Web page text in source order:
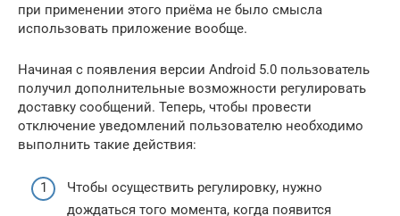
при применении этого приёма не было смысла
использовать приложение вообще.
Начиная с появления версии Android 5.0 пользователь
получил дополнительные возможности регулировать
доставку сообщений. Теперь, чтобы провести
отключение уведомлений пользователю необходимо
выполнить такие действия:
Чтобы осуществить регулировку, нужно
дождаться того момента, когда появится